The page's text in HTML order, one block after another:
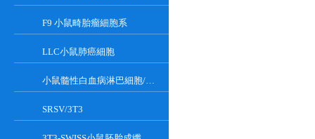
F9 小鼠畸胎瘤細胞系
LLC小鼠肺癌細胞
小鼠髓性白血病淋巴細胞/小鼠白血病G-CSF依賴性細胞
SRSV/3T3